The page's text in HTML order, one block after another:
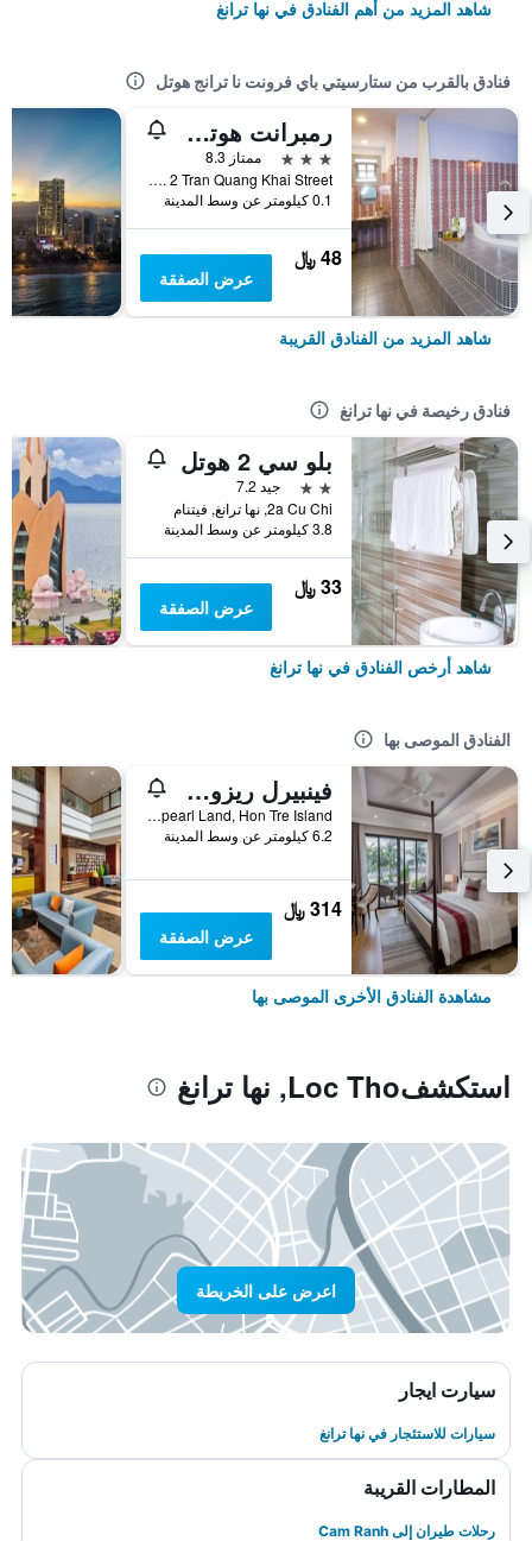
شاهد المزيد من أهم الفنادق في نها ترانغ
فنادق بالقرب من ستارسيتي باي فرونت نا ترانج هوتل
رمبرانت هوتل نها ترانج
3 نجوم
ممتاز 8.3
No. 2 Tran Quang Khai Street, نها ترانغ, فيتنام
0.1 كيلومتر عن وسط المدينة
48 ﷼
عرض الصفقة
شاهد المزيد من الفنادق القريبة
فنادق رخيصة في نها ترانغ
بلو سي 2 هوتل
2 نجمتين
جيد 7.2
2a Cu Chi, نها ترانغ, فيتنام
3.8 كيلومتر عن وسط المدينة
33 ﷼
عرض الصفقة
شاهد أرخص الفنادق في نها ترانغ
الفنادق الموصى بها
فينبيرل ريزورت نها ترانج
Vinpearl Land, Hon Tre Island, نها ترانغ, فيتنام
6.2 كيلومتر عن وسط المدينة
314 ﷼
عرض الصفقة
مشاهدة الفنادق الأخرى الموصى بها
استكشفLoc Tho, نها ترانغ
اعرض على الخريطة
سيارت ايجار
سيارات للاستئجار في نها ترانغ
المطارات القريبة
رحلات طيران إلى Cam Ranh